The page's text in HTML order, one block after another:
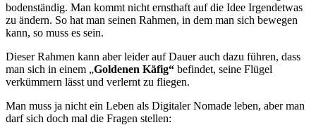
bodenständig. Man kommt nicht ernsthaft auf die Idee Irgendetwas
zu ändern. So hat man seinen Rahmen, in dem man sich bewegen
kann, so muss es sein.
Dieser Rahmen kann aber leider auf Dauer auch dazu führen, dass
man sich in einem „Goldenen Käfig“ befindet, seine Flügel
verkümmern lässt und verlernt zu fliegen.
Man muss ja nicht ein Leben als Digitaler Nomade leben, aber man
darf sich doch mal die Fragen stellen: